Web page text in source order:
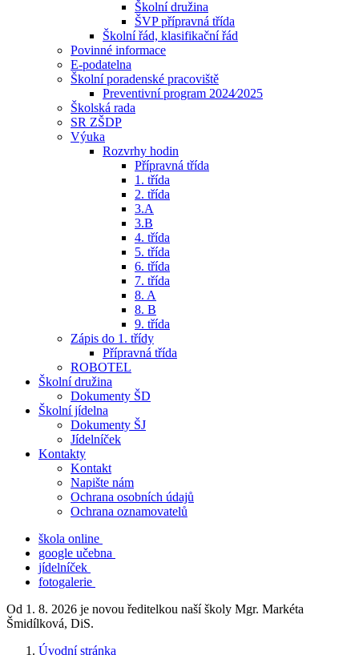
Školní družina
ŠVP přípravná třída
Školní řád, klasifikační řád
Povinné informace
E-podatelna
Školní poradenské pracoviště
Preventivní program 2024⁄2025
Školská rada
SR ZŠDP
Výuka
Rozvrhy hodin
Přípravná třída
1. třída
2. třída
3.A
3.B
4. třída
5. třída
6. třída
7. třída
8. A
8. B
9. třída
Zápis do 1. třídy
Přípravná třída
ROBOTEL
Školní družina
Dokumenty ŠD
Školní jídelna
Dokumenty ŠJ
Jídelníček
Kontakty
Kontakt
Napište nám
Ochrana osobních údajů
Ochrana oznamovatelů
škola online
google učebna
jídelníček
fotogalerie
Od 1. 8. 2026 je novou ředitelkou naší školy Mgr. Markéta
Šmidílková, DiS.
Úvodní stránka